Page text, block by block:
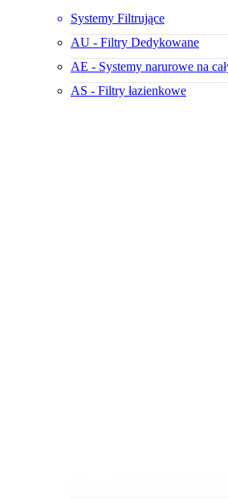
Systemy Filtrujące
AU - Filtry Dedykowane
AE - Systemy narurowe na
AS - Filtry łazienkowe